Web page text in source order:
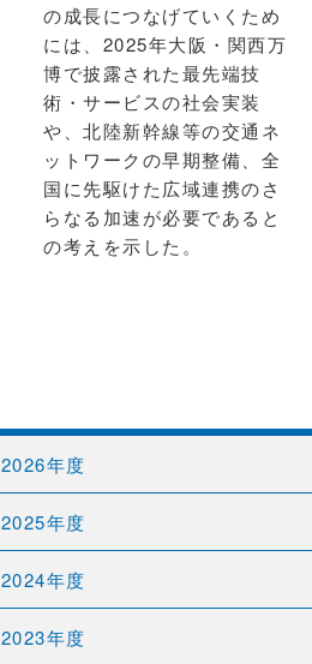
の成長につなげていくため
には、2025年大阪・関西万
博で披露された最先端技
術・サービスの社会実装
や、北陸新幹線等の交通ネ
ットワークの早期整備、全
国に先駆けた広域連携のさ
らなる加速が必要であると
の考えを示した。
2026年度
2025年度
2024年度
2023年度